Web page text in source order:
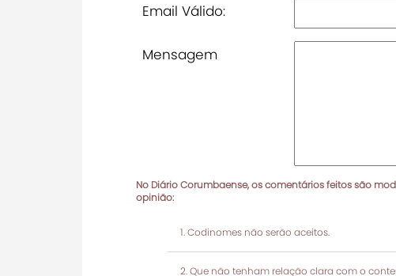
Email Válido:
Mensagem
No Diário Corumbaense, os comentários feitos são
opinião:
Codinomes não serão aceitos.
Que não tenham relação clara com o